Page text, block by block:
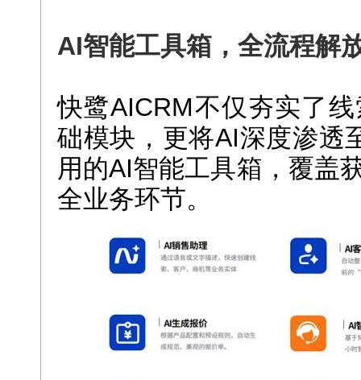
AI智能工具箱，全流程解
快鹭AICRM不仅夯实了
础模块，更将AI深度渗透
用的AI智能工具箱，覆盖
全业务环节。